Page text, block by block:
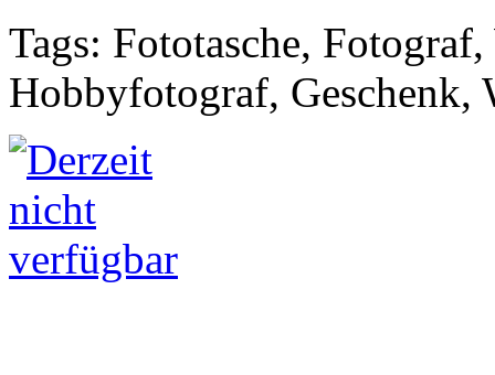
Tags: Fototasche,
Hobbyfotograf, Geschenk,